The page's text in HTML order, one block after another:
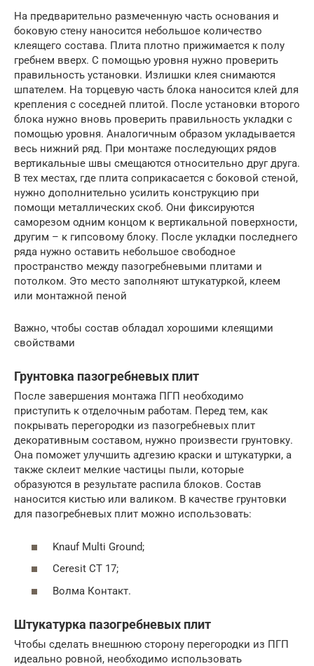
На предварительно размеченную часть основания и
боковую стену наносится небольшое количество
клеящего состава. Плита плотно прижимается к полу
гребнем вверх. С помощью уровня нужно проверить
правильность установки. Излишки клея снимаются
шпателем. На торцевую часть блока наносится клей для
крепления с соседней плитой. После установки второго
блока нужно вновь проверить правильность укладки с
помощью уровня. Аналогичным образом укладывается
весь нижний ряд. При монтаже последующих рядов
вертикальные швы смещаются относительно друг друга.
В тех местах, где плита соприкасается с боковой стеной,
нужно дополнительно усилить конструкцию при
помощи металлических скоб. Они фиксируются
саморезом одним концом к вертикальной поверхности,
другим – к гипсовому блоку. После укладки последнего
ряда нужно оставить небольшое свободное
пространство между пазогребневыми плитами и
потолком. Это место заполняют штукатуркой, клеем
или монтажной пеной
Важно, чтобы состав обладал хорошими клеящими
свойствами
Грунтовка пазогребневых плит
После завершения монтажа ПГП необходимо
приступить к отделочным работам. Перед тем, как
покрывать перегородки из пазогребневых плит
декоративным составом, нужно произвести грунтовку.
Она поможет улучшить адгезию краски и штукатурки, а
также склеит мелкие частицы пыли, которые
образуются в результате распила блоков. Состав
наносится кистью или валиком. В качестве грунтовки
для пазогребневых плит можно использовать:
Knauf Multi Ground;
Ceresit CT 17;
Волма Контакт.
Штукатурка пазогребневых плит
Чтобы сделать внешнюю сторону перегородки из ПГП
идеально ровной, необходимо использовать